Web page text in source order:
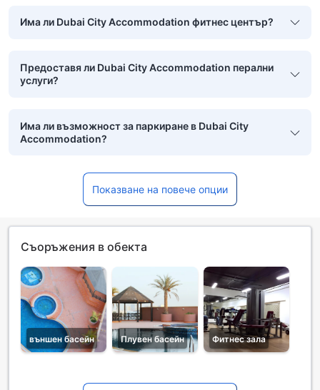
Има ли Dubai City Accommodation фитнес център?
Предоставя ли Dubai City Accommodation перални
услуги?
Има ли възможност за паркиране в Dubai City
Accommodation?
Показване на повече опции
Съоръжения в обекта
външен басейн Плувен басейн Фитнес зала